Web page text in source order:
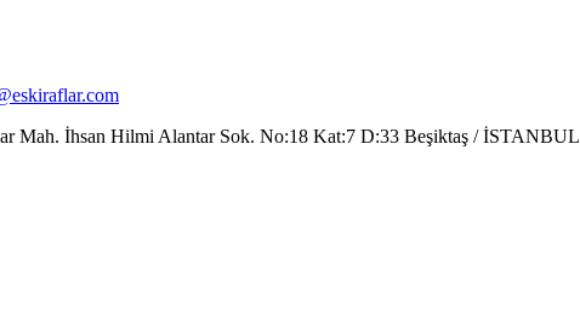
Mah. İhsan Hilmi Alantar Sok. No:18 Kat:7 D:33 Beşiktaş / İSTANBUL